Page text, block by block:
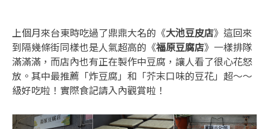
上個月來台東時吃過了鼎鼎大名的《大池豆皮店》這回來
到隔幾條街同樣也是人氣超高的《福原豆腐店》一樣排隊
滿滿滿，而店內也有正在製作中豆腐，讓人看了很心花怒
放。其中最推薦「炸豆腐」和「芥末口味的豆花」超～～
級好吃啦！實際食記請入內觀賞啦！